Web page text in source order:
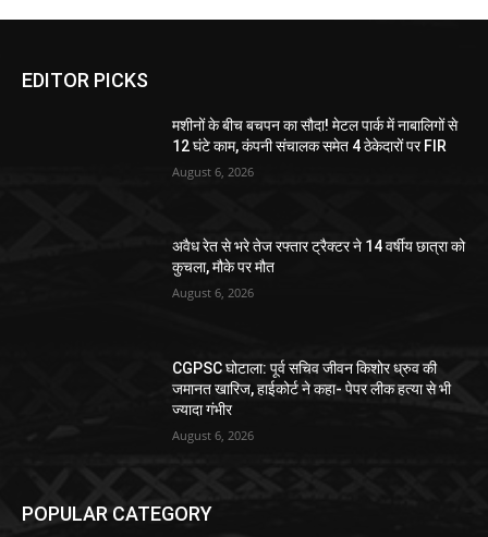
EDITOR PICKS
मशीनों के बीच बचपन का सौदा! मेटल पार्क में नाबालिगों से
12 घंटे काम, कंपनी संचालक समेत 4 ठेकेदारों पर FIR
August 6, 2026
अवैध रेत से भरे तेज रफ्तार ट्रैक्टर ने 14 वर्षीय छात्रा को
कुचला, मौके पर मौत
August 6, 2026
CGPSC घोटाला: पूर्व सचिव जीवन किशोर ध्रुव की
जमानत खारिज, हाईकोर्ट ने कहा- पेपर लीक हत्या से भी
ज्यादा गंभीर
August 6, 2026
POPULAR CATEGORY